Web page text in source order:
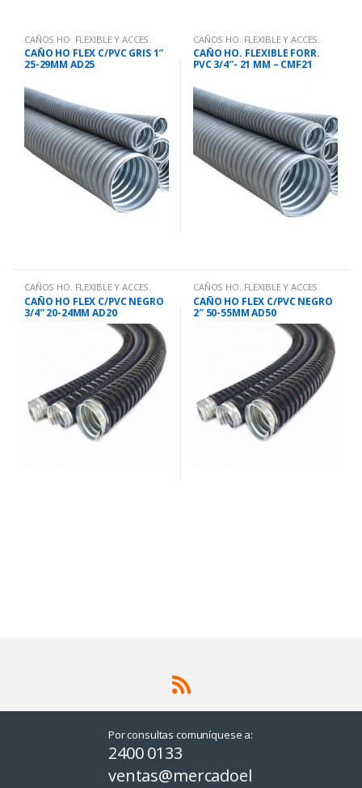
CAÑOS HO. FLEXIBLE Y ACCES.
CAÑO HO FLEX C/PVC GRIS 1″
25-29MM AD25
CAÑOS HO. FLEXIBLE Y ACCES.
CAÑO HO. FLEXIBLE FORR.
PVC 3/4″- 21 MM – CMF21
CAÑOS HO. FLEXIBLE Y ACCES.
CAÑO HO FLEX C/PVC NEGRO
3/4″ 20-24MM AD20
CAÑOS HO. FLEXIBLE Y ACCES.
CAÑO HO FLEX C/PVC NEGRO
2″ 50-55MM AD50
Por consultas comuníquese a:
2400 0133
ventas@mercadoel